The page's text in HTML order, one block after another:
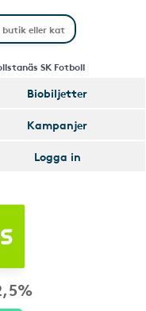
SK Fotboll
Biobiljetter
Kampanjer
Logga in